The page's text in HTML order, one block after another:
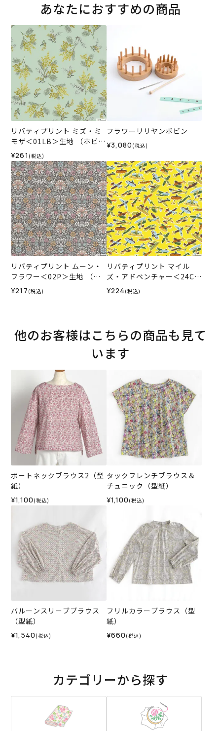
あなたにおすすめの商品
リバティプリント ミズ・ミ
モザ＜01LB＞生地 （ホビー
ラホビーレオリジナル）202
5SS
¥261 (税込)
フラワーリリヤンボビン
¥3,080 (税込)
リバティプリント ムーン・
フラワー＜02P＞生地 （ホ
ビーラホビーレオリジナ
ル）2024SS
¥217 (税込)
リバティプリント マイル
ズ・アドベンチャー＜24CU
＞生地 （リバティ・ファブ
リックス）2024SS
¥224 (税込)
他のお客様はこちらの商品も見て
います
ボートネックブラウス2（型
紙）
¥1,100 (税込)
タックフレンチブラウス＆
チュニック（型紙）
¥1,100 (税込)
バルーンスリーブブラウス
（型紙）
¥1,540 (税込)
フリルカラーブラウス（型
紙）
¥660 (税込)
カテゴリーから探す